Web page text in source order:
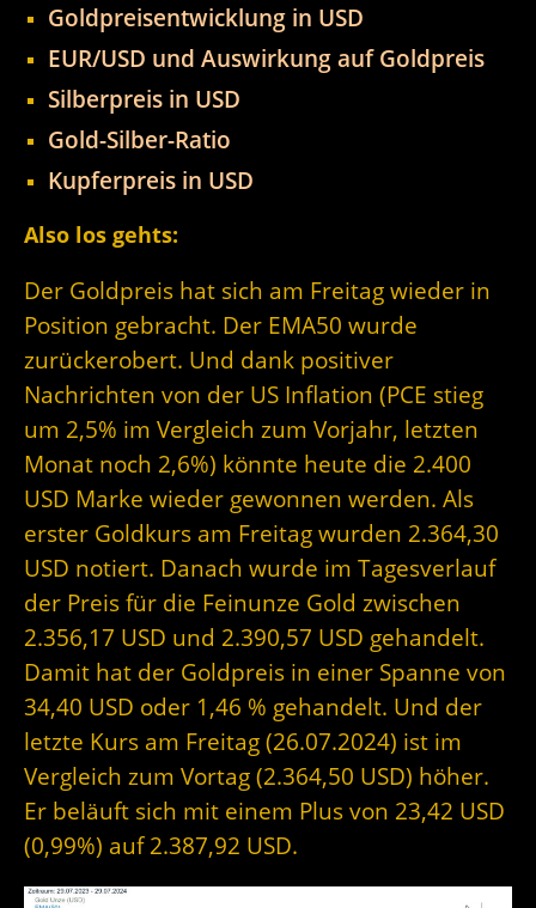
Goldpreisentwicklung in USD
EUR/USD und Auswirkung auf Goldpreis
Silberpreis in USD
Gold-Silber-Ratio
Kupferpreis in USD
Also los gehts:
Der Goldpreis hat sich am Freitag wieder in
Position gebracht. Der EMA50 wurde
zurückerobert. Und dank positiver
Nachrichten von der US Inflation (PCE stieg
um 2,5% im Vergleich zum Vorjahr, letzten
Monat noch 2,6%) könnte heute die 2.400
USD Marke wieder gewonnen werden. Als
erster Goldkurs am Freitag wurden 2.364,30
USD notiert. Danach wurde im Tagesverlauf
der Preis für die Feinunze Gold zwischen
2.356,17 USD und 2.390,57 USD gehandelt.
Damit hat der Goldpreis in einer Spanne von
34,40 USD oder 1,46 % gehandelt. Und der
letzte Kurs am Freitag (26.07.2024) ist im
Vergleich zum Vortag (2.364,50 USD) höher.
Er beläuft sich mit einem Plus von 23,42 USD
(0,99%) auf 2.387,92 USD.